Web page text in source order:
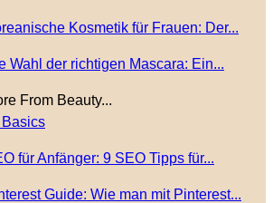
Kosmetik für Frauen: Der...
Wahl der richtigen Mascara: Ein...
From Beauty...
für Anfänger: 9 SEO Tipps für...
Guide: Wie man mit Pinterest...